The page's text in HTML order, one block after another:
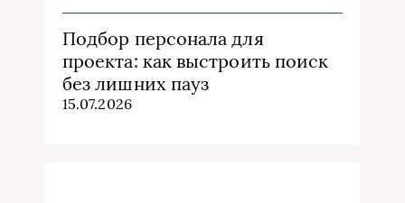
Подбор персонала для
проекта: как выстроить поиск
без лишних пауз
15.07.2026